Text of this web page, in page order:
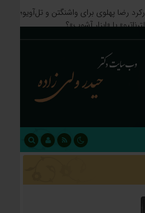
چگونه فاتحان نام کشورهای امروز را
نوشتند؟